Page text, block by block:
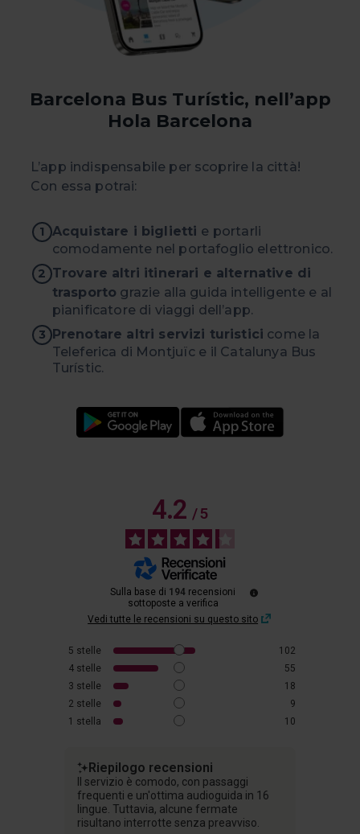
sito web, potrai modificare la selezione dei cookie
andando all'opzione "Gestione cookie", che troverai nel
menu nella parte inferiore del sito.
Barcelona Bus Turístic, nell’app
Hola Barcelona
L’app indispensabile per scoprire la città!
Con essa potrai:
1 Acquistare i biglietti e portarli
comodamente nel portafoglio elettronico.
2 Trovare altri itinerari e alternative di
trasporto grazie alla guida intelligente e al
pianificatore di viaggi dell’app.
3 Prenotare altri servizi turistici come la
Teleferica di Montjuïc e il Catalunya Bus
Turístic.
4.2/5
Sulla base di 194 recensioni
sottoposte a verifica
Vedi tutte le recensioni su questo sito
5 stelle
102
4 stelle
55
3 stelle
18
2 stelle
9
1 stella 10
Riepilogo recensioni
Il servizio è comodo, con passaggi
frequenti e un'ottima audioguida in 16
lingue. Tuttavia, alcune fermate
risultano interrotte senza preavviso.